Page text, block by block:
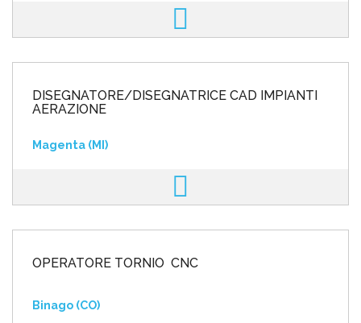
DISEGNATORE/DISEGNATRICE CAD IMPIANTI
AERAZIONE
Magenta (MI)
OPERATORE TORNIO CNC
Binago (CO)